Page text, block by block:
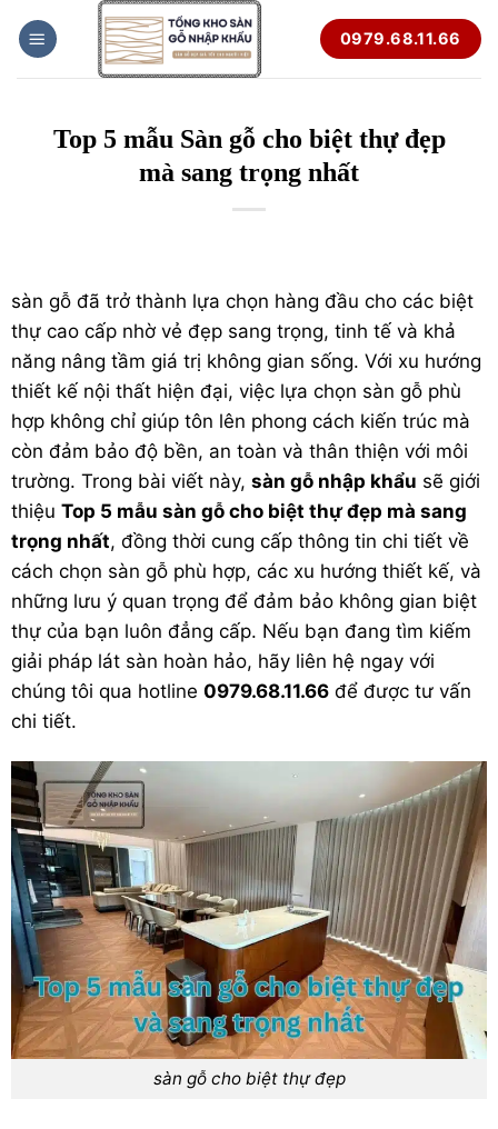
qua
nội
0979.68.11.66
Top 5 mẫu Sàn gỗ cho biệt thự đẹp
mà sang trọng nhất
sàn gỗ đã trở thành lựa chọn hàng đầu cho các biệt
thự cao cấp nhờ vẻ đẹp sang trọng, tinh tế và khả
năng nâng tầm giá trị không gian sống. Với xu hướng
thiết kế nội thất hiện đại, việc lựa chọn sàn gỗ phù
hợp không chỉ giúp tôn lên phong cách kiến trúc mà
còn đảm bảo độ bền, an toàn và thân thiện với môi
trường. Trong bài viết này, sàn gỗ nhập khẩu sẽ giới
thiệu Top 5 mẫu sàn gỗ cho biệt thự đẹp mà sang
trọng nhất, đồng thời cung cấp thông tin chi tiết về
cách chọn sàn gỗ phù hợp, các xu hướng thiết kế, và
những lưu ý quan trọng để đảm bảo không gian biệt
thự của bạn luôn đẳng cấp. Nếu bạn đang tìm kiếm
giải pháp lát sàn hoàn hảo, hãy liên hệ ngay với
chúng tôi qua hotline 0979.68.11.66 để được tư vấn
chi tiết.
sàn gỗ cho biệt thự đẹp